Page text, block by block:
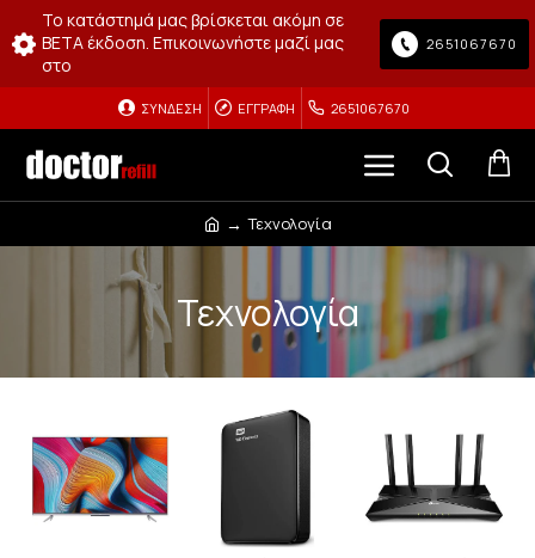
Το κατάστημά μας βρίσκεται ακόμη σε
BETA έκδοση. Επικοινωνήστε μαζί μας
στο
2651067670
ΣΎΝΔΕΣΗ ΕΓΓΡΑΦΉ 2651067670
Τεχνολογία
Τεχνολογία